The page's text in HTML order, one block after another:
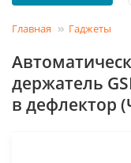
Главная Гаджеты
держатель
в дефлектор